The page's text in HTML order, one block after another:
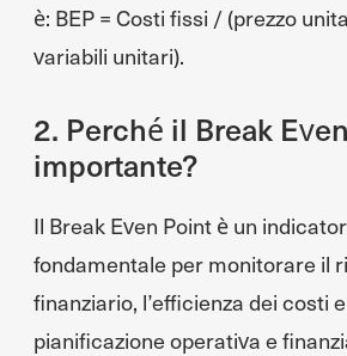
è: BEP = Costi fissi / (prezzo
variabili unitari).
2. Perché il Break
importante?
Il Break Even Point è un
fondamentale per monitorare il
finanziario, l’efficienza dei costi
pianificazione operativa e